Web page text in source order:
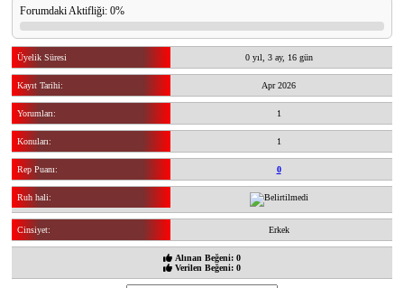
Forumdaki Aktifliği: 0%
Üyelik Süresi 0 yıl, 3 ay, 16 gün
Kayıt Tarihi: Apr 2026
Yorumları: 1
Konuları: 1
Rep Puanı: 0
Ruh hali:
Cinsiyet: Erkek
Alınan Beğeni: 0
Verilen Beğeni: 0